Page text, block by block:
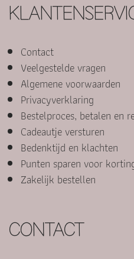
Contact
Veelgestelde vragen
Algemene voorwaarden
Privacyverklaring
Bestelproces, betalen en
Cadeautje versturen
Bedenktijd en klachten
Punten sparen voor
Zakelijk bestellen
CONTACT